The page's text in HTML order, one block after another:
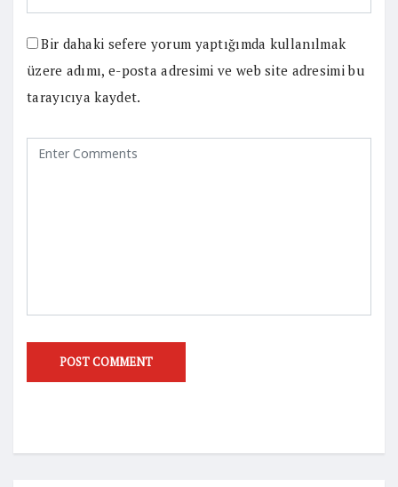
Bir dahaki sefere yorum yaptığımda kullanılmak
üzere adımı, e-posta adresimi ve web site adresimi bu
tarayıcıya kaydet.